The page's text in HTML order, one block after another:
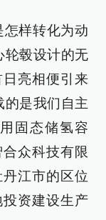
怎样转化为动
轮毂设计的无
亮相便引来
的是我们自主
固态储氢容
众科技有限
江市的区位
资建设生产